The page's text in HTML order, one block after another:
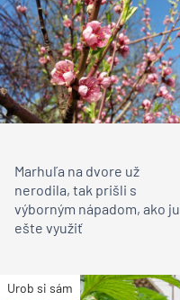
Marhuľa na dvore už
nerodila, tak prišli s
výborným nápadom, ako ju
ešte využiť
Urob si sám